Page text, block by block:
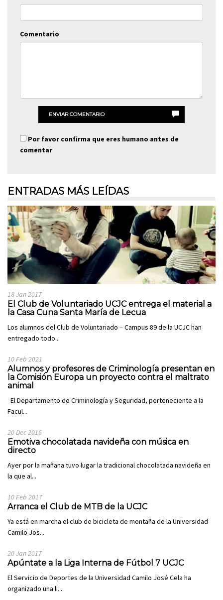
Comentario
ENVIAR COMENTARIO
Por favor confirma que eres humano antes de
comentar
ENTRADAS MÁS LEÍDAS
18 Jan 2017
El Club de Voluntariado UCJC entrega el material a
la Casa Cuna Santa María de Lecua
Los alumnos del Club de Voluntariado – Campus 89 de la UCJC han
entregado todo...
10 Feb 2021
Alumnos y profesores de Criminología presentan en
la Comisión Europa un proyecto contra el maltrato
animal
El Departamento de Criminología y Seguridad, perteneciente a la
Facul...
20 Dec 2016
Emotiva chocolatada navideña con música en
directo
Ayer por la mañana tuvo lugar la tradicional chocolatada navideña en
la que al...
10 Feb 2017
Arranca el Club de MTB de la UCJC
Ya está en marcha el club de bicicleta de montaña de la Universidad
Camilo Jos...
20 Jan 2017
Apúntate a la Liga Interna de Fútbol 7 UCJC
El Servicio de Deportes de la Universidad Camilo José Cela ha
organizado una li...